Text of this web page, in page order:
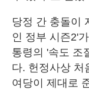
당정 간 충돌이
인 정부 시즌2'
통령의 '속도 조
다. 헌정사상 처
여당이 제대로